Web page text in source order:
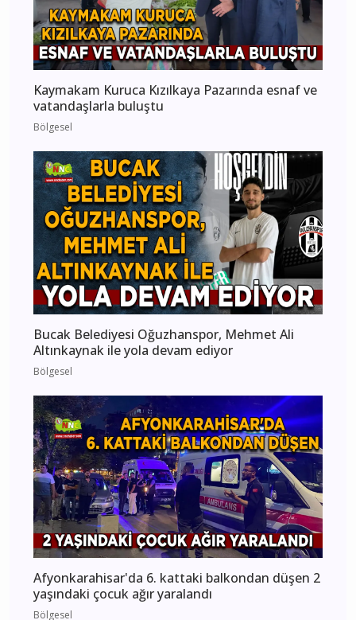
Kaymakam Kuruca Kızılkaya Pazarında esnaf ve
vatandaşlarla buluştu
Bölgesel
Bucak Belediyesi Oğuzhanspor, Mehmet Ali
Altınkaynak ile yola devam ediyor
Bölgesel
Afyonkarahisar'da 6. kattaki balkondan düşen 2
yaşındaki çocuk ağır yaralandı
Bölgesel